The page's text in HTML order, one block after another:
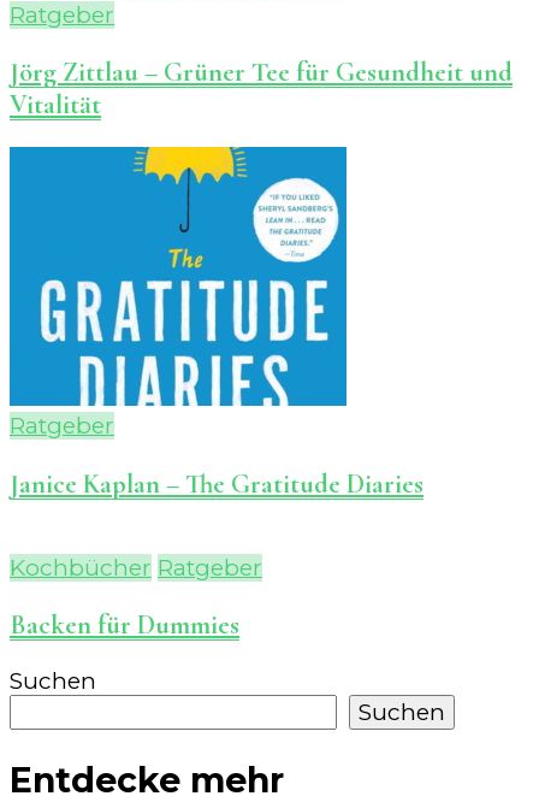
Ratgeber
Jörg Zittlau – Grüner Tee für Gesundheit und
Vitalität
Ratgeber
Janice Kaplan – The Gratitude Diaries
Kochbücher Ratgeber
Backen für Dummies
Suchen
Suchen
Entdecke mehr